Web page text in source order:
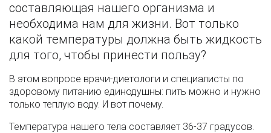
составляющая нашего организма и
необходима нам для жизни. Вот только
какой температуры должна быть жидкость
для того, чтобы принести пользу?
В этом вопросе врачи-диетологи и специалисты по
здоровому питанию единодушны: пить можно и нужно
только теплую воду. И вот почему.
Температура нашего тела составляет 36-37 градусов.